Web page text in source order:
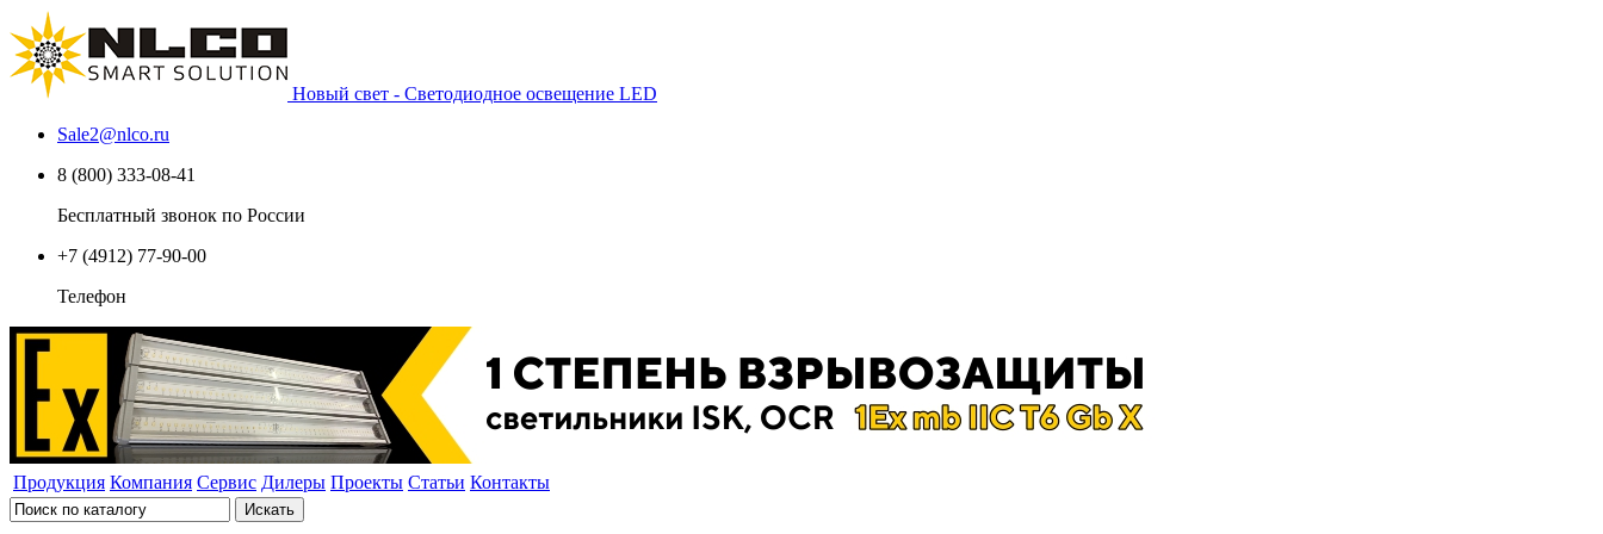
Новый свет - Светодиодное освещение LED
Sale2@nlco.ru
8 (800) 333-08-41
Бесплатный звонок по России
+7 (4912) 77-90-00
Телефон
Продукция Компания Сервис Дилеры Проекты Статьи Контакты